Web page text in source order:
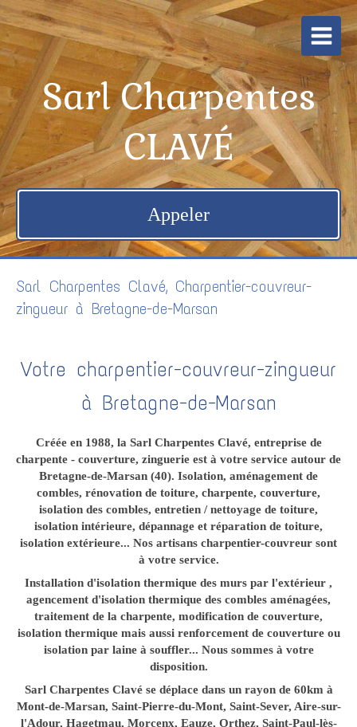
Sarl Charpentes
CLAVÉ
Appeler
Sarl Charpentes Clavé, Charpentier-couvreur-
zingueur à Bretagne-de-Marsan
Votre charpentier-couvreur-zingueur
à Bretagne-de-Marsan
Créée en 1988, la Sarl Charpentes Clavé, entreprise de
charpente - couverture, zinguerie est à votre service autour de
Bretagne-de-Marsan (40). Isolation, aménagement de
combles, rénovation de toiture, charpente, couverture,
isolation des combles, entretien / nettoyage de toiture,
isolation intérieure, dépannage et réparation de toiture,
isolation extérieure... Nos artisans charpentier-couvreur sont
à votre service.
Installation d'isolation thermique des murs par l'extérieur ,
agencement d'isolation thermique des combles aménagées,
traitement de la charpente, modification de couverture,
isolation thermique mais aussi renforcement de couverture ou
isolation par laine à souffler... Nous sommes à votre
disposition.
Sarl Charpentes Clavé se déplace dans un rayon de 60km à
Mont-de-Marsan, Saint-Pierre-du-Mont, Saint-Sever, Aire-sur-
l'Adour, Hagetmau, Morcenx, Eauze, Orthez, Saint-Paul-lès-